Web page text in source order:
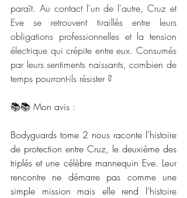
paraît. Au contact l'un de l'autre, Cruz et
Eve se retrouvent tiraillés entre leurs
obligations professionnelles et la tension
électrique qui crépite entre eux. Consumés
par leurs sentiments naissants, combien de
temps pourront-ils résister ?
📚📚 Mon avis :
Bodyguards tome 2 nous raconte l’histoire
de protection entre Cruz, le deuxième des
triplés et une célèbre mannequin Eve. Leur
rencontre ne démarre pas comme une
simple mission mais elle rend l’histoire